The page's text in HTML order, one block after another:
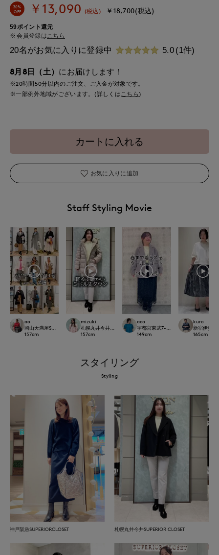
30%
OFF
￥13,090 (税込) ￥18,700(税込)
59ポイント還元
会員登録はこちら
20名がお気に入りに登録中 5.0 (1件)
8月8日（土） にお届けします！
※20時間 50分以内のご注文、ご入金が対象です。
※一部例外地域がございます。(詳しくは こちら )
カートに入れる
お気に入りに追加
Staff Styling Movie
ao
岡山天満屋SUPERIORCLOSET
157cm
mizuki
札幌丸井今井SUPERIOR CLOSET
157cm
aco
宇都宮東武7-IDconcept./INED
149cm
kuro
新宿伊勢丹
165cm
スタイリング
Styling
神戸阪急SUPERIORCLOSET 札幌丸井今井SUPERIOR CLOSET